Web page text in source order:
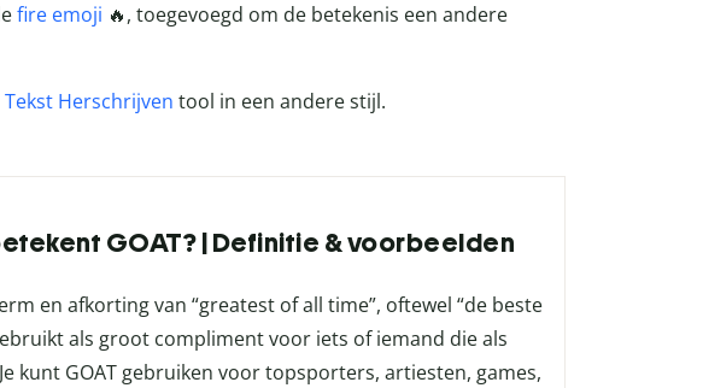
fire emoji 🔥, toegevoegd om de betekenis een andere
Tekst Herschrijven tool in een andere stijl.
GOAT? | Definitie & voorbeelden
en afkorting van “greatest of all time”, oftewel “de beste
als groot compliment voor iets of iemand die als
kunt GOAT gebruiken voor topsporters, artiesten, games,